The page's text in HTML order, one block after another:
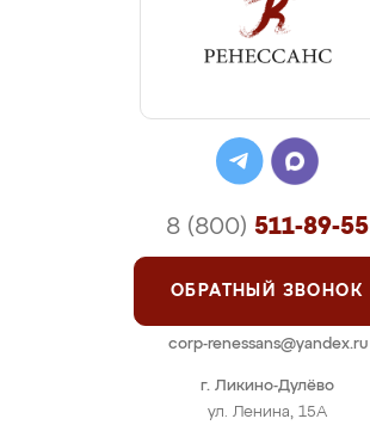
г. Ликино-Дулёво
ул. Ленина, 15А
8 (800) 511-89-55
ОБРАТНЫЙ ЗВОНОК
corp-renessans@yandex.ru